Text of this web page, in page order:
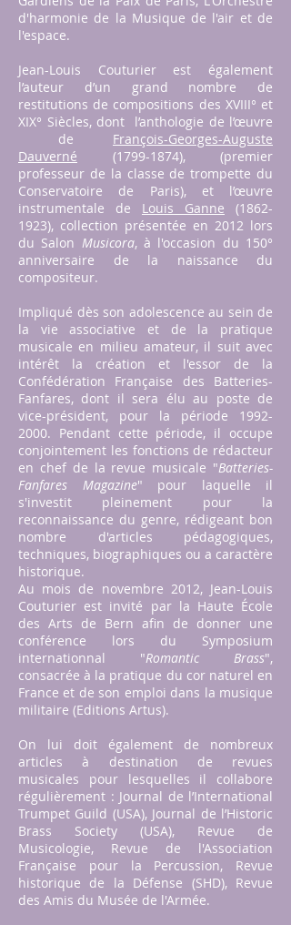
d'harmonie de la Musique de l'air et de
l'espace.
Jean-Louis Couturier est également
l’auteur d’un grand nombre de
restitutions de compositions des XVIII° et
XIX° Siècles, dont l’anthologie de l’œuvre
de François-Georges-Auguste
Dauverné (1799-1874), (premier
professeur de la classe de trompette du
Conservatoire de Paris), et l’œuvre
instrumentale de Louis Ganne
(1862-
1923), collection présentée en 2012 lors
du Salon Musicora, à l'occasion du 150°
anniversaire de la naissance du
compositeur.
Impliqué dès son adolescence au sein de
la vie associative et de la pratique
musicale en milieu amateur, il suit avec
intérêt la création et l'essor de la
Confédération Française des Batteries-
Fanfares, dont il sera élu au poste de
vice-président, pour la période 1992-
2000. Pendant cette période, il occupe
conjointement les fonctions de rédacteur
en chef de la revue musicale "Batteries-
Fanfares Magazine" pour laquelle il
s'investit pleinement pour la
reconnaissance du genre, rédigeant bon
nombre d'articles pédagogiques,
techniques, biographiques ou a caractère
historique.
Au mois de novembre 2012, Jean-Louis
Couturier est invité par la Haute École
des Arts de Bern afin de donner une
conférence lors du Symposium
internationnal "Romantic Brass",
consacrée à la pratique du cor naturel en
France et de son emploi dans la musique
militaire (Editions Artus).
On lui doit également de nombreux
articles à destination de revues
musicales pour lesquelles il collabore
régulièrement : Journal de l’International
Trumpet Guild (USA), Journal de l’Historic
Brass Society (USA), Revue de
Musicologie, Revue de l'Association
Française pour la Percussion, Revue
historique de la Défense (SHD), Revue
des Amis du Musée de l'Armée.